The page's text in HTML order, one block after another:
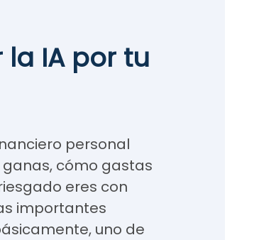
IA por tu
personal
cómo gastas
eres con
importantes
uno de